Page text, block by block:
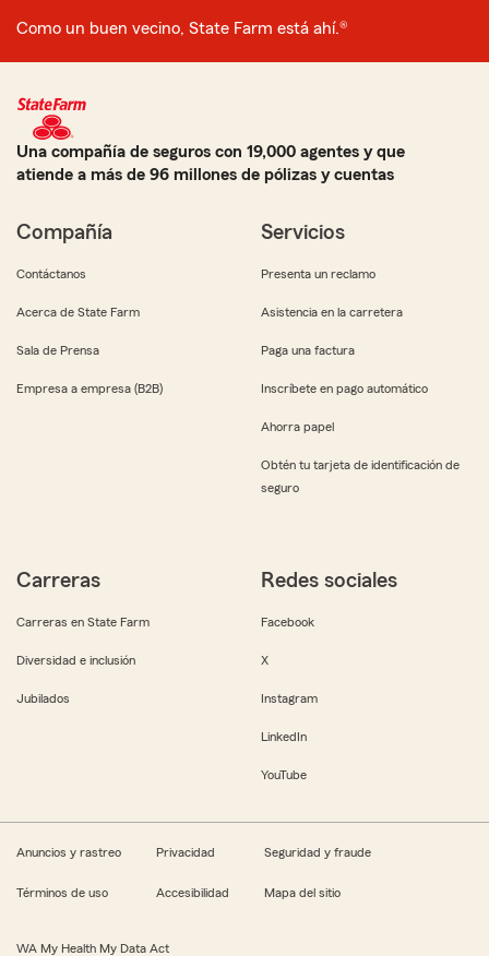
Como un buen vecino, State Farm está ahí.®
Una compañía de seguros con 19,000 agentes y que
atiende a más de 96 millones de pólizas y cuentas
Compañía
Contáctanos
Acerca de State Farm
Sala de Prensa
Empresa a empresa (B2B)
Servicios
Presenta un reclamo
Asistencia en la carretera
Paga una factura
Inscríbete en pago automático
Ahorra papel
Obtén tu tarjeta de identificación de
seguro
Carreras
Carreras en State Farm
Diversidad e inclusión
Jubilados
Redes sociales
Facebook
X
Instagram
LinkedIn
YouTube
Anuncios y rastreo Privacidad Seguridad y fraude
Términos de uso Accesibilidad Mapa del sitio
WA My Health My Data Act